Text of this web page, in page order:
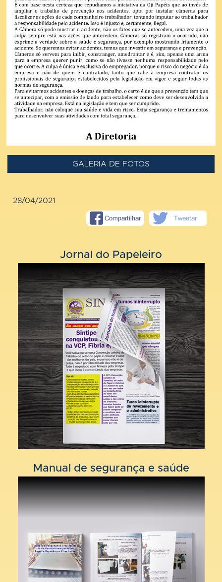
GALERIA DE FOTOS
28/04/2021
Jornal do Papeleiro
Manual de segurança e saúde